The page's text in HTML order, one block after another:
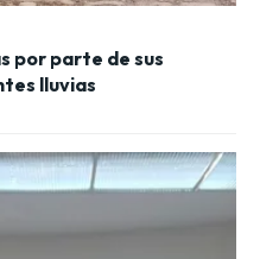
por parte de sus
lluvias